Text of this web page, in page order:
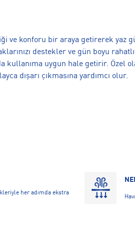
ve konforu bir araya getirerek yaz
destekler ve gün boyu
kullanıma uygun hale getirir. Özel
dışarı çıkmasına yardımcı olur.
her adımda ekstra